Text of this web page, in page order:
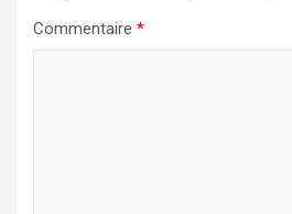
Commentaire *